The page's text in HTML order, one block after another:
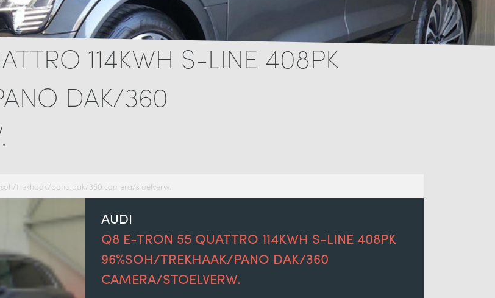
114KWH S-LINE 408PK
DAK/360
trekhaak/pano dak/360 camera/stoelverw.
AUDI
Q8 E-TRON 55 QUATTRO 114KWH S-LINE 408PK
96%SOH/TREKHAAK/PANO DAK/360
CAMERA/STOELVERW.